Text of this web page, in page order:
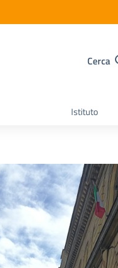
Cerca
Istituto